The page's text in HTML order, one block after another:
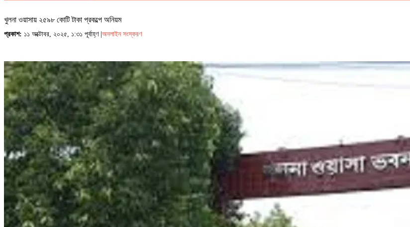
খুলনা ওয়াসায় ২৫৯৮ কোটি টাকা প্রকল্পে অনিয়ম
প্রকাশ: ১১ অক্টোবর, ২০২৫, ১:৩১ পূর্বাহ্ণ | অনলাইন সংস্করণ